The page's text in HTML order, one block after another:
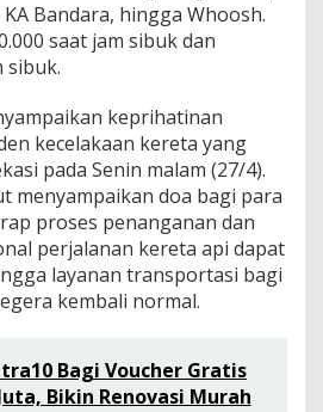
e
Bandara, hingga Whoosh.
saat jam sibuk dan
sibuk.
keprihatinan
kecelakaan kereta yang
pada Senin malam (27/4).
menyampaikan doa bagi para
proses penanganan dan
perjalanan kereta api dapat
layanan transportasi bagi
kembali normal.
Bagi Voucher Gratis
Bikin Renovasi Murah